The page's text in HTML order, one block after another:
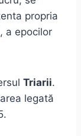
propria
a epocilor
Triarii.
legată